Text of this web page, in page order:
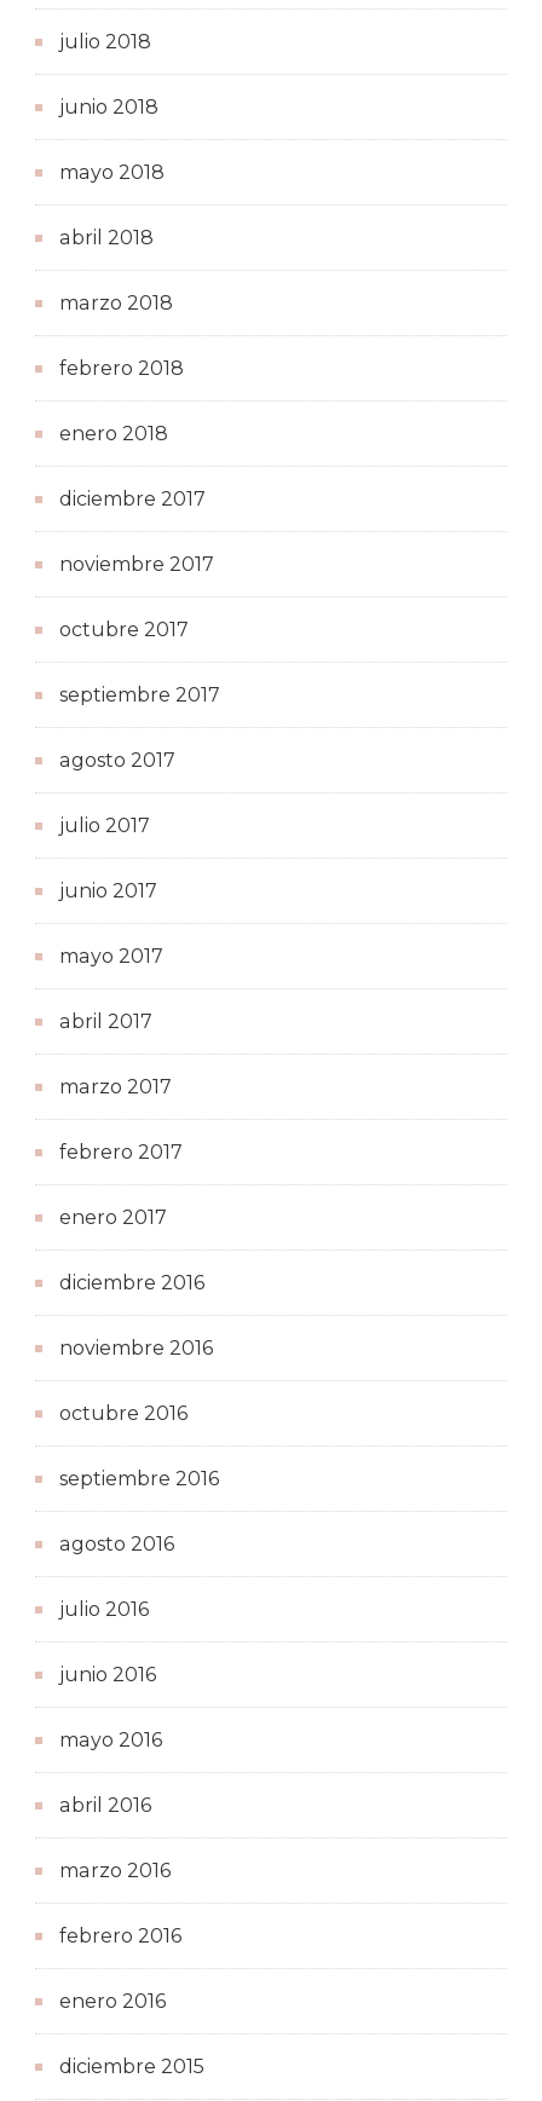
julio 2018
junio 2018
mayo 2018
abril 2018
marzo 2018
febrero 2018
enero 2018
diciembre 2017
noviembre 2017
octubre 2017
septiembre 2017
agosto 2017
julio 2017
junio 2017
mayo 2017
abril 2017
marzo 2017
febrero 2017
enero 2017
diciembre 2016
noviembre 2016
octubre 2016
septiembre 2016
agosto 2016
julio 2016
junio 2016
mayo 2016
abril 2016
marzo 2016
febrero 2016
enero 2016
diciembre 2015